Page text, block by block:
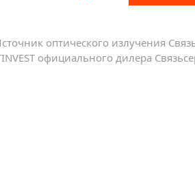
оптического излучения
официального дилера